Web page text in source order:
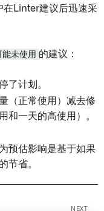
在Linter建议后迅速采
未使用 的建议：
了计划。
（正常使用）减去修
和一天的高使用）。
预估影响是基于如果
节省。
NEXT